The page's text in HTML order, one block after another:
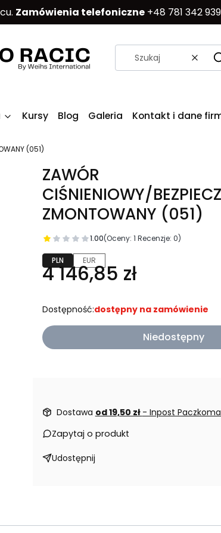
Zamówienia telefoniczne +48 781 342 939
Kursy Blog Galeria Kontakt i dane
(051)
ZAWÓR
CIŚNIENIOWY/
ZMONTOWANY (051)
1.00(Oceny: 1 Recenzje: 0)
PLN EUR
4 146,85 zł
Dostępność:dostępny na zamówienie
Niedostępny
Dostawa od 19,50 zł - Inpost
Zapytaj o produkt
Udostępnij